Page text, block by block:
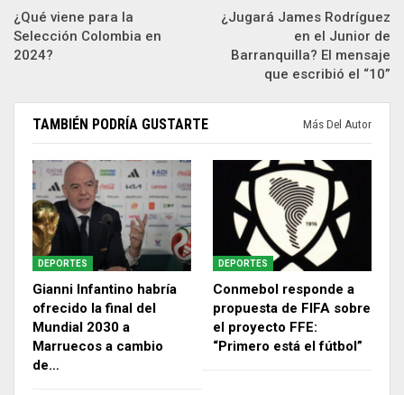
¿Qué viene para la
Selección Colombia en
2024?
¿Jugará James Rodríguez
en el Junior de
Barranquilla? El mensaje
que escribió el “10”
TAMBIÉN PODRÍA GUSTARTE Más Del Autor
DEPORTES
Gianni Infantino habría
ofrecido la final del
Mundial 2030 a
Marruecos a cambio
de…
DEPORTES
Conmebol responde a
propuesta de FIFA sobre
el proyecto FFE:
“Primero está el fútbol”